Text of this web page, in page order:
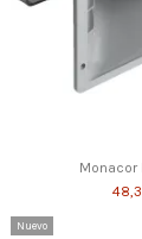
Monacor
Nuevo